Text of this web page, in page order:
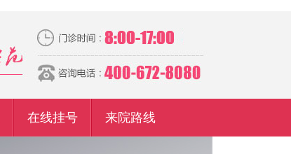
在线挂号 来院路线